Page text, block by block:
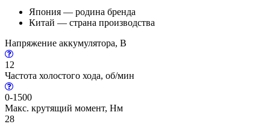
Япония — родина бренда
Китай — страна производства
Напряжение аккумулятора, В
12
Частота холостого хода, об/мин
0-1500
Макс. крутящий момент, Нм
28